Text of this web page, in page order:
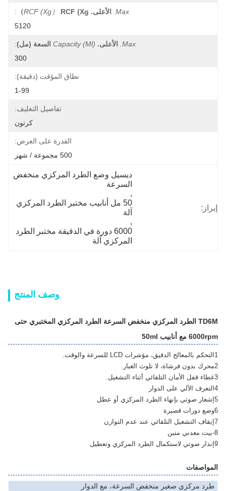
Max. الأعلى. RCF (xg） RCF (xg）
5120
Max. الأعلى. Capacity (ml) السعة (مل):
300
نطاق المؤقت (دقيقة):
1-99
تفاصيل التغليف:
كرتون
القدرة على العرض:
500 مجموعة / شهر
إبراز:
ديسيل وضع الطرد المركزي منخفض
السرعة
,
50 مل أنابيب مختبر الطرد المركزي
آلة
,
6000 دورة في الدقيقة مختبر الطرد
المركزي آلة
وصف المنتج
TD6M الطرد المركزي منخفض السرعة الطرد المركزي المختبري حتى
6000rpm مع أنابيب 50ml
المواصفات
طرد مركزي صغير منخفض السرعة، مع الدوار